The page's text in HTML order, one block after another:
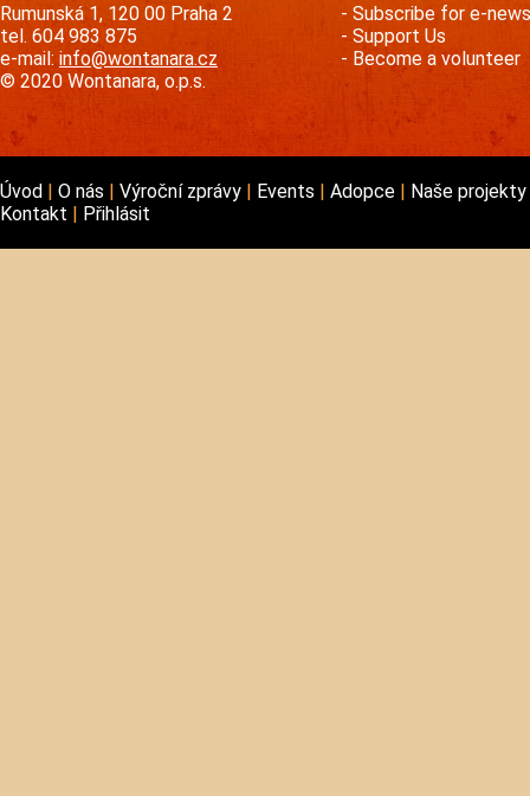
Rumunská 1, 120 00 Praha 2
tel. 604 983 875
e-mail: info@wontanara.cz
© 2020 Wontanara, o.p.s.
Subscribe for e-news
Support Us
Become a volunteer
Úvod O nás Výroční zprávy Events Adopce
Naše projekty
Kontakt
Přihlásit